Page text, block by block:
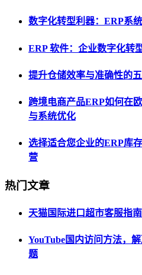
数字化转型利器：ERP系
ERP 软件：企业数字化转
提升仓储效率与准确性的
跨境电商产品ERP如何在
与系统优化
选择适合您企业的ERP库
营
热门文章
天猫国际进口超市客服指
YouTube国内访问方法，
题